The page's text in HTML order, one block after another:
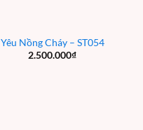
Yêu Nồng Cháy – ST054
2.500.000₫